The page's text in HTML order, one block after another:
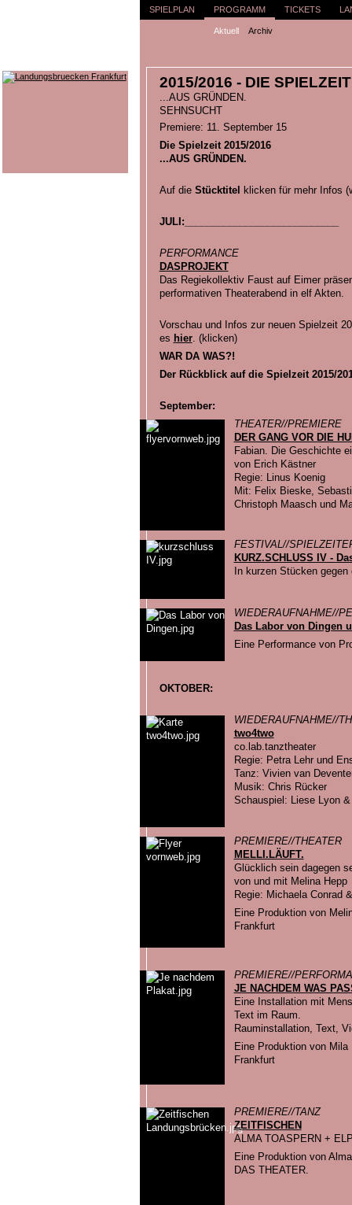
SPIELPLAN PROGRAMM
Aktuell Archiv
TICKETS
2015/2016 - DIE SPIELZEIT
...AUS GRÜNDEN.
SEHNSUCHT
Premiere: 11. September 15
Die Spielzeit 2015/2016
...AUS GRÜNDEN.
Auf die Stücktitel klicken für mehr Infos
JULI:____________________________
PERFORMANCE
DASPROJEKT
Das Regiekollektiv Faust auf Eimer
performativen Theaterabend in elf Akten.
Vorschau und Infos zur neuen Spielzeit
es hier. (klicken)
WAR DA WAS?!
Der Rückblick auf die Spielzeit 2015/
September:
THEATER//PREMIERE
DER GANG VOR DIE
Fabian. Die Geschichte
von Erich Kästner
Regie: Linus Koenig
Mit: Felix Bieske,
Christoph Maasch und
FESTIVAL//
KURZ.SCHLUSS IV -
In kurzen Stücken gegen
WIEDERAUFNAHME//
Das Labor von Dingen
Eine Performance von
OKTOBER:
WIEDERAUFNAHME//
two4two
co.lab.tanztheater
Regie: Petra Lehr und
Tanz: Vivien van
Musik: Chris Rücker
Schauspiel: Liese Lyon
PREMIERE//THEATER
MELLI.LÄUFT.
Glücklich sein dagegen
von und mit Melina Hepp
Regie: Michaela Conrad
Eine Produktion von
Frankfurt
PREMIERE//
JE NACHDEM WAS
Eine Installation mit
Text im Raum.
Rauminstallation, Text,
Eine Produktion von
Frankfurt
PREMIERE//TANZ
ZEITFISCHEN
ALMA TOASPERN +
Eine Produktion von
DAS THEATER.